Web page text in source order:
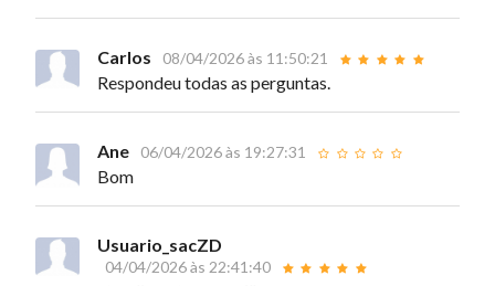
Carlos 08/04/2026 às 11:50:21
Respondeu todas as perguntas.
Ane 06/04/2026 às 19:27:31
Bom
Usuario_sacZD
04/04/2026 às 22:41:40